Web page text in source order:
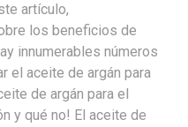
artículo,
los beneficios de
innumerables números
el aceite de argán para
de argán para el
y qué no! El aceite de